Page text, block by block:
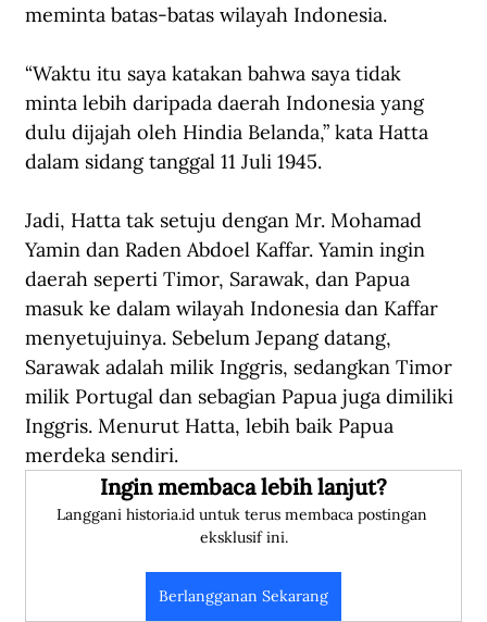
meminta batas-batas wilayah Indonesia.
“Waktu itu saya katakan bahwa saya tidak
minta lebih daripada daerah Indonesia yang
dulu dijajah oleh Hindia Belanda,” kata Hatta
dalam sidang tanggal 11 Juli 1945.
Jadi, Hatta tak setuju dengan Mr. Mohamad
Yamin dan Raden Abdoel Kaffar. Yamin ingin
daerah seperti Timor, Sarawak, dan Papua
masuk ke dalam wilayah Indonesia dan Kaffar
menyetujuinya. Sebelum Jepang datang,
Sarawak adalah milik Inggris, sedangkan Timor
milik Portugal dan sebagian Papua juga dimiliki
Inggris. Menurut Hatta, lebih baik Papua
merdeka sendiri.
Ingin membaca lebih lanjut?
Langgani historia.id untuk terus membaca postingan
eksklusif ini.
Berlangganan Sekarang